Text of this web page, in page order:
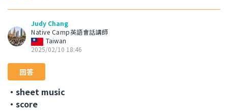
Judy Chang
Native Camp英語會話講師
Taiwan
2025/02/10 18:46
回答
・sheet music
・score